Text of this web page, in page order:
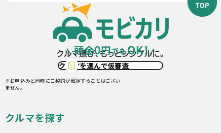
クルマを選んで仮審査
※お申込みと同時にご契約が確定することはござい
ません。
クルマを探す